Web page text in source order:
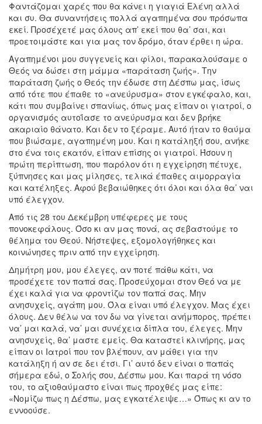
Φαντάζομαι χαρές που θα κάνει η γιαγιά Ελένη αλλά
και συ. Θα συναντήσεις πολλά αγαπημένα σου πρόσωπα
εκεί. Προσέχετέ μας όλους απ’ εκεί που θα’ σαι, και
προετοιμάστε και για μας τον δρόμο, όταν έρθει η ώρα.
Αγαπημένοι μου συγγενείς και φίλοι, παρακαλούσαμε ο
Θεός να δώσει στη μάμμα «παράταση ζωής». Την
παράταση ζωής ο Θεός την έδωσε στη Δέσπω μας, ίσως
από τότε που έπαθε το «ανεύρυσμα» στον εγκέφαλο, και,
κάτι που συμβαίνει σπανίως, όπως μας είπαν οι γιατροί, ο
οργανισμός αυτοΐασε το ανεύρυσμα και δεν βρήκε
ακαριαίο θάνατο. Και δεν το ξέραμε. Αυτό ήταν το θαύμα
που βιώσαμε, αγαπημένη μου. Και η κατάληξή σου, ανήκε
στο ένα τοις εκατόν, είπαν επίσης οι γιατροί. Ήσουν η
πρώτη περίπτωση, που παρόλον ότι η εγχείρηση πέτυχε,
ξύπνησες και μας μίλησες, τελικά έπαθες αιμορραγία
και κατέληξες. Αφού βεβαιώθηκες ότι όλοι και όλα θα’ ναι
υπό έλεγχον.
Από τις 28 του Δεκέμβρη υπέφερες με τους
πονοκεφάλους. Όσο κι αν μας πονά, ας σεβαστούμε το
θέλημα του Θεού. Νήστεψες, εξομολογήθηκες και
κοινώνησες πριν από την εγχείρηση.
Δημήτρη μου, μου έλεγες, αν ποτέ πάθω κάτι, να
προσέχετε τον παπά σας. Προσεύχομαι στον Θεό να με
έχει καλά για να φροντίζω τον παπά σας. Μην
ανησυχείς, αγάπη μου. Όλα είναι υπό έλεγχον. Μας έχει
όλους. Δεν θέλω να τον δω να γίνεται ανήμπορος, πρέπει
να’ μαι καλά, να’ μαι συνέχεια δίπλα του, έλεγες. Μην
ανησυχείς, θα’ μαστε εμείς. Θα καταστεί κλινήρης, μας
είπαν οι Ιατροί που τον βλέπουν, αν μάθει για την
κατάληξη ή αν σε δει έτσι. Γι’ αυτό δεν είναι ο παπάς
σήμερα εδώ, ο Σολής σου, Δέσπω μου. Και παρά τη νόσο
του, το αξιοθαύμαστο είναι πως προχθές μας είπε:
«Νομίζω πως η Δέσπω, μας εγκατέλειψε…» Όπως κι αν το
εννοούσε.